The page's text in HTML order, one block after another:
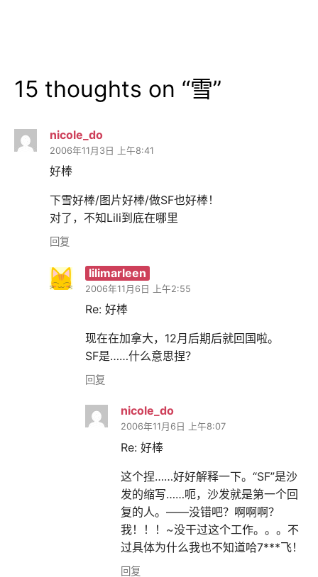
15 thoughts on “雪”
nicole_do
2006年11月3日 上午8:41
好棒
下雪好棒/图片好棒/做SF也好棒！
对了，不知Lili到底在哪里
回复
lilimarleen
2006年11月6日 上午2:55
Re: 好棒
现在在加拿大，12月后期后就回国啦。
SF是……什么意思捏？
回复
nicole_do
2006年11月6日 上午8:07
Re: 好棒
这个捏……好好解释一下。“SF”是沙
发的缩写……呃，沙发就是第一个回
复的人。——没错吧？啊啊啊？
我！！！~没干过这个工作。。。不
过具体为什么我也不知道哈7***飞！
回复